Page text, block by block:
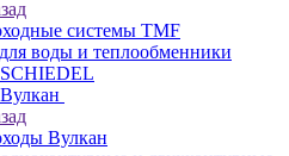
системы TMF
воды и теплообменники
Вулкан